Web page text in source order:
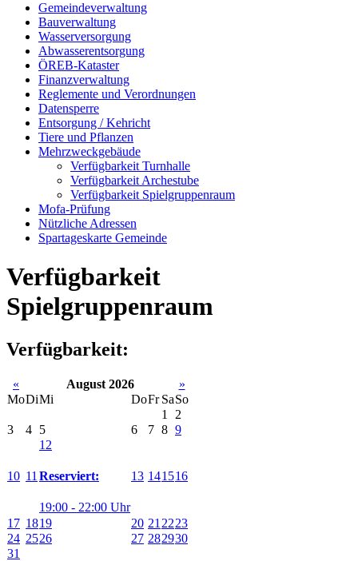
Gemeindeverwaltung
Bauverwaltung
Wasserversorgung
Abwasserentsorgung
ÖREB-Kataster
Finanzverwaltung
Reglemente und Verordnungen
Datensperre
Entsorgung / Kehricht
Tiere und Pflanzen
Mehrzweckgebäude
Verfügbarkeit Turnhalle
Verfügbarkeit Archestube
Verfügbarkeit Spielgruppenraum
Mofa-Prüfung
Nützliche Adressen
Spartageskarte Gemeinde
Verfügbarkeit
Spielgruppenraum
Verfügbarkeit:
« August 2026
»
MoDiMi DoFr SaSo
1
2
3
4 5 6 7 8 9
10 11
12
Reserviert:
19:00 - 22:00 Uhr
13 141516
17 1819 20 21 2223
24 2526 27 282930
31